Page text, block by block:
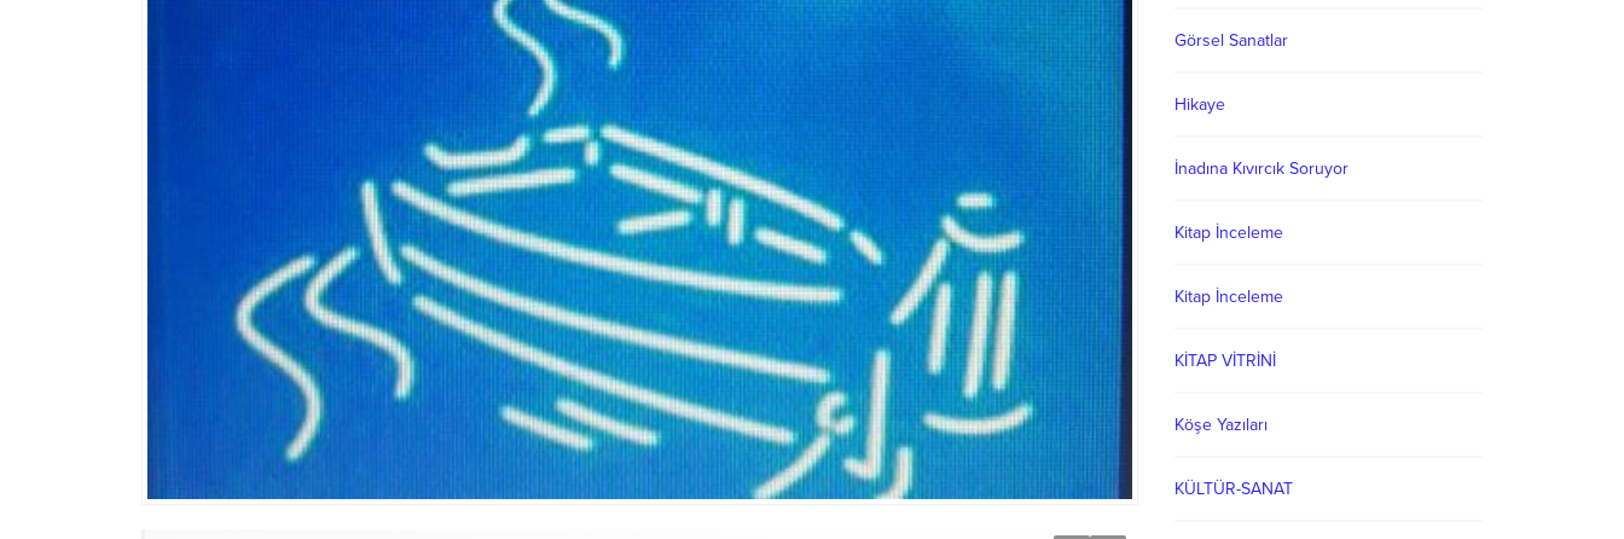
Görsel Sanatlar
Hikaye
İnadına Kıvırcık Soruyor
Kitap İnceleme
Kitap İnceleme
KİTAP VİTRİNİ
Köşe Yazıları
KÜLTÜR-SANAT